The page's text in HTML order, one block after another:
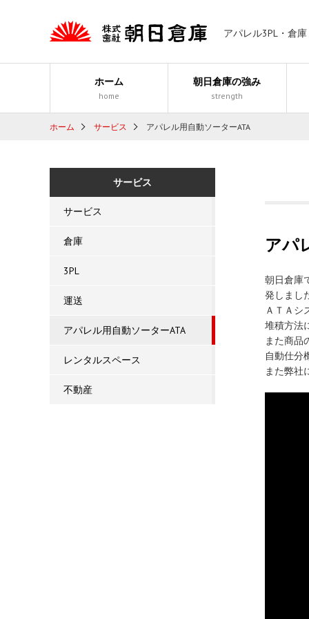
アパレル3PL・倉
ホーム
home
朝日倉庫の強み
strength
ホーム サービス アパレル用自動ソーターATA
サービス
サービス
倉庫
3PL
運送
アパレル用自動ソーターATA
レンタルスペース
不動産
アパ
朝日倉庫
発しまし
ＡＴＡシ
堆積方法
また商品
自動仕分
また弊社